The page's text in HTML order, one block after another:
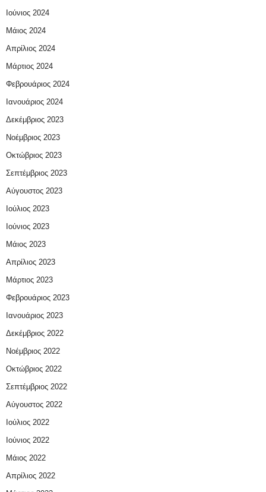
Ιούνιος 2024
Μάιος 2024
Απρίλιος 2024
Μάρτιος 2024
Φεβρουάριος 2024
Ιανουάριος 2024
Δεκέμβριος 2023
Νοέμβριος 2023
Οκτώβριος 2023
Σεπτέμβριος 2023
Αύγουστος 2023
Ιούλιος 2023
Ιούνιος 2023
Μάιος 2023
Απρίλιος 2023
Μάρτιος 2023
Φεβρουάριος 2023
Ιανουάριος 2023
Δεκέμβριος 2022
Νοέμβριος 2022
Οκτώβριος 2022
Σεπτέμβριος 2022
Αύγουστος 2022
Ιούλιος 2022
Ιούνιος 2022
Μάιος 2022
Απρίλιος 2022